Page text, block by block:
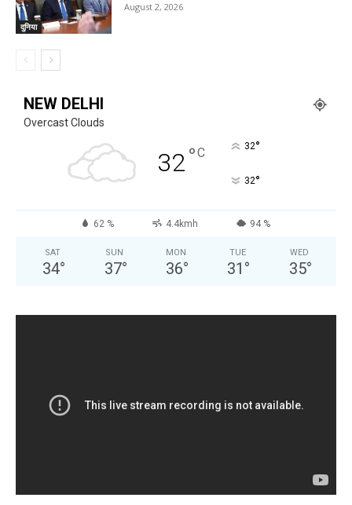
दुनिया
August 2, 2026
NEW DELHI
Overcast Clouds
32°C 32°
32°
62 % 4.4kmh 94 %
SAT
34°
SUN
37°
MON
36°
TUE
31 °
WED
35°